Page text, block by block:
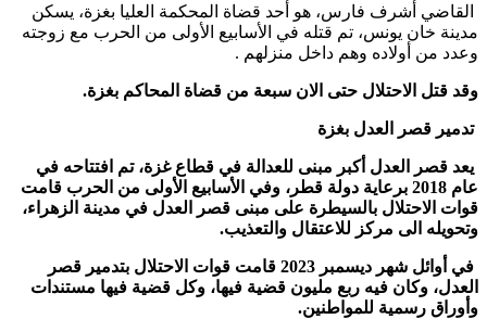
القاضي أشرف فارس، هو أحد قضاة المحكمة العليا بغزة، يسكن
مدينة خان يونس، تم قتله في الأسابيع الأولى من الحرب مع زوجته
وعدد من أولاده وهم داخل منزلهم .
وقد قتل الاحتلال حتى الان سبعة من قضاة المحاكم بغزة.
تدمير قصر العدل بغزة
يعد قصر العدل أكبر مبنى للعدالة في قطاع غزة، تم افتتاحه في
عام 2018 برعاية دولة قطر، وفي الأسابيع الأولى من الحرب قامت
قوات الاحتلال بالسيطرة على مبنى قصر العدل في مدينة الزهراء،
وتحويله الى مركز للاعتقال والتعذيب.
في أوائل شهر ديسمبر 2023 قامت قوات الاحتلال بتدمير قصر
العدل، وكان فيه ربع مليون قضية فيها، وكل قضية فيها مستندات
وأوراق رسمية للمواطنين.